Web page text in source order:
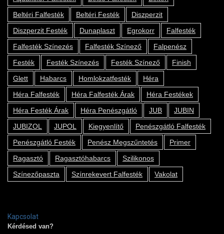
Beltéri Falfesték
Beltéri Festék
Diszperzit
Diszperzit Festék
Dunaplaszt Egrokorr
Falfesték
Falfesték Színezés
Falfesték Színező
Falpenész
Festék
Festék Színezés Festék Színező
Finish
Glett
Habarcs Homlokzatfesték
Héra
Héra Falfesték
Héra Falfesték Árak
Héra Festékek
Héra Festék Árak
Héra Penészgátló JUB
JUBIN
JUBIZOL
JUPOL Kiegyenlítő
Penészgátló Falfesték
Penészgátló Festék
Penész Megszűntetés
Primer
Ragasztó
Ragasztóhabarcs
Szilikonos
Színezőpaszta
Színrekevert Falfesték Vakolat
Kapcsolat
Kérdésed van?